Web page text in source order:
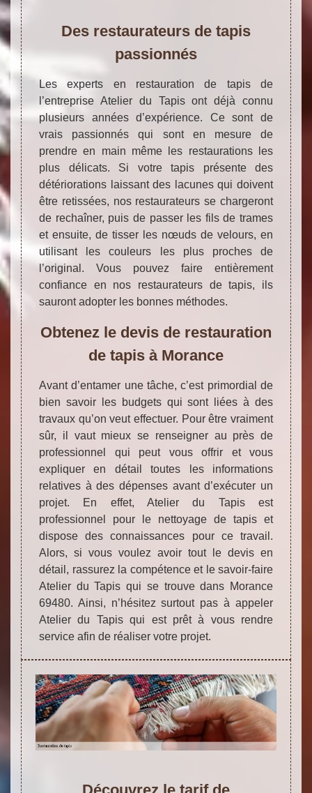
Des restaurateurs de tapis
passionnés
Les experts en restauration de tapis de
l’entreprise Atelier du Tapis ont déjà connu
plusieurs années d’expérience. Ce sont de
vrais passionnés qui sont en mesure de
prendre en main même les restaurations les
plus délicats. Si votre tapis présente des
détériorations laissant des lacunes qui doivent
être retissées, nos restaurateurs se chargeront
de rechaîner, puis de passer les fils de trames
et ensuite, de tisser les nœuds de velours, en
utilisant les couleurs les plus proches de
l’original. Vous pouvez faire entièrement
confiance en nos restaurateurs de tapis, ils
sauront adopter les bonnes méthodes.
Obtenez le devis de restauration
de tapis à Morance
Avant d’entamer une tâche, c’est primordial de
bien savoir les budgets qui sont liées à des
travaux qu’on veut effectuer. Pour être vraiment
sûr, il vaut mieux se renseigner au près de
professionnel qui peut vous offrir et vous
expliquer en détail toutes les informations
relatives à des dépenses avant d’exécuter un
projet. En effet, Atelier du Tapis est
professionnel pour le nettoyage de tapis et
dispose des connaissances pour ce travail.
Alors, si vous voulez avoir tout le devis en
détail, rassurez la compétence et le savoir-faire
Atelier du Tapis qui se trouve dans Morance
69480. Ainsi, n’hésitez surtout pas à appeler
Atelier du Tapis qui est prêt à vous rendre
service afin de réaliser votre projet.